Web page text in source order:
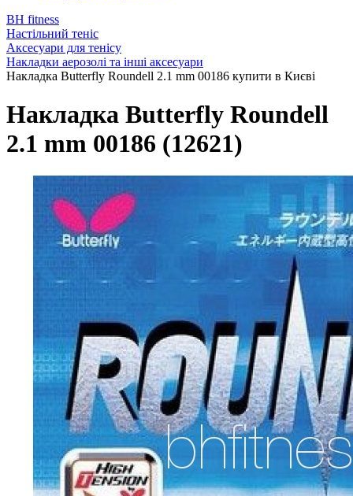
BH fitness
Настільний теніс
Аксесуари для тенісу
Накладки аерозолі та інші аксесуари
Накладка Butterfly Roundell 2.1 mm 00186 купити в Києві
Накладка Butterfly Roundell
2.1 mm 00186 (12621)